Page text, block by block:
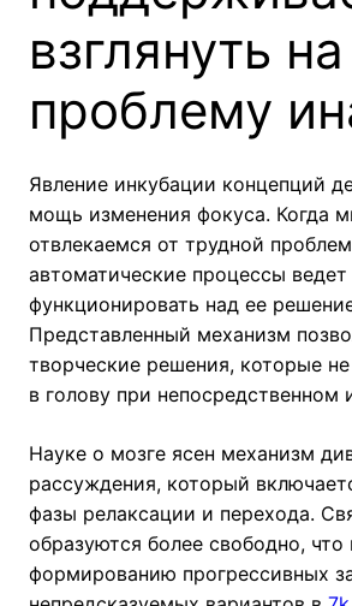
взглянуть на
проблему
Явление инкубации концепций
мощь изменения фокуса. Когда
отвлекаемся от трудной
автоматические процессы ведет
функционировать над ее
Представленный механизм
творческие решения, которые
в голову при непосредственном
Науке о мозге ясен механизм
рассуждения, который
фазы релаксации и перехода.
образуются более свободно, что
формированию прогрессивных